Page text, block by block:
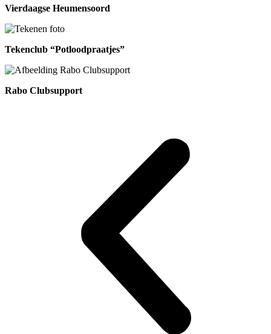
Vierdaagse Heumensoord
Tekenclub “Potloodpraatjes”
Rabo Clubsupport